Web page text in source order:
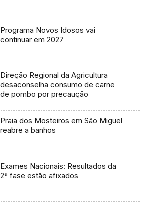
Programa Novos Idosos vai
continuar em 2027
Direção Regional da Agricultura
desaconselha consumo de carne
de pombo por precaução
Praia dos Mosteiros em São Miguel
reabre a banhos
Exames Nacionais: Resultados da
2ª fase estão afixados